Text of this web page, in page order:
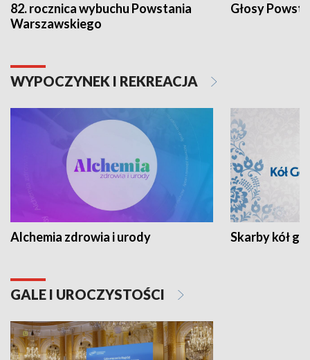
82. rocznica wybuchu Powstania
Warszawskiego
Głosy
WYPOCZYNEK I REKREACJA
Alchemia zdrowia i urody Skarby kół
GALE I UROCZYSTOŚCI